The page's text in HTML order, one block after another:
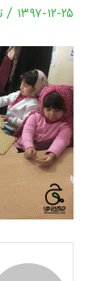
۱۳۹۷-۱۲-۲۵ /